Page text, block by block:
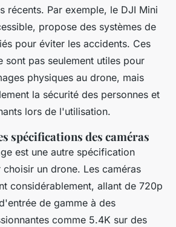
récents. Par exemple, le DJI Mini
propose des systèmes de
pour éviter les accidents. Ces
sont pas seulement utiles pour
physiques au drone, mais
la sécurité des personnes et
lors de l'utilisation.
spécifications des caméras
est une autre spécification
un drone. Les caméras
considérablement, allant de 720p
de gamme à des
comme 5.4K sur des